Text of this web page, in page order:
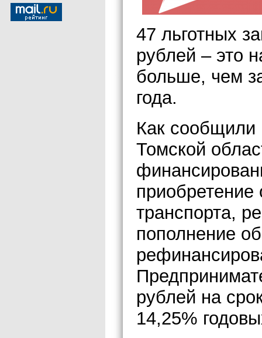
47 льготных
рублей – это
больше, чем
года.
Как сообщили
Томской
транспорта,
пополнение
рублей на
14,25%